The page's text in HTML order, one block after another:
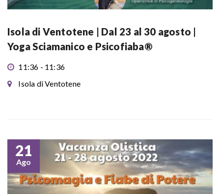
Isola di Ventotene | Dal 23 al 30 agosto |
Yoga Sciamanico e Psicofiaba®
11:36 - 11:36
Isola di Ventotene
21
Ago